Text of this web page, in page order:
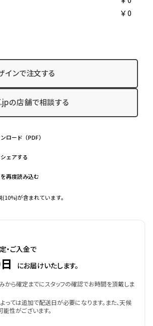
￥0
インで注文する
の店舗で相談する
ロード（PDF）
ェアする
再度読み込む
が含まれています。
・ご入金で
にお届けいたします。
ら確定までにスタッフの確認でお時間を頂戴しま
ては追加で配送日が必要になります。また、天候
性がございます。